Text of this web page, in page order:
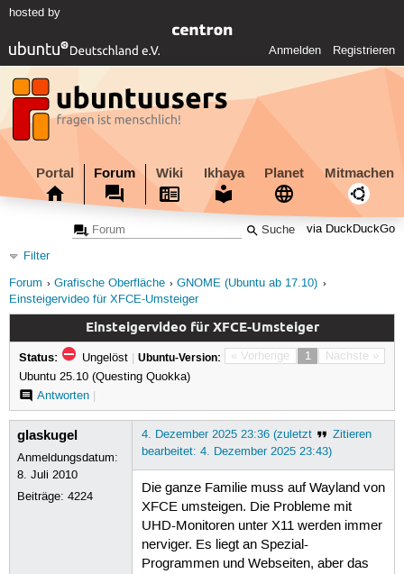
hosted by
Anmelden Registrieren
Portal Forum Wiki Ikhaya Planet Mitmachen
via DuckDuckGo
Filter
Forum
Grafische Oberfläche
GNOME (Ubuntu ab 17.10)
Einsteigervideo für XFCE-Umsteiger
Einsteigervideo für XFCE-Umsteiger
« Vorherige 1 Nächste »
Status: Ungelöst | Ubuntu-Version:
Ubuntu 25.10 (Questing Quokka)
Antworten|
glaskugel
Anmeldungsdatum:
8. Juli 2010
Beiträge:4224
Zitieren
4. Dezember 2025 23:36 (zuletzt
bearbeitet: 4. Dezember 2025 23:43)
Die ganze Familie muss auf Wayland von
XFCE umsteigen. Die Probleme mit
UHD-Monitoren unter X11 werden immer
nerviger. Es liegt an Spezial-
Programmen und Webseiten, aber das